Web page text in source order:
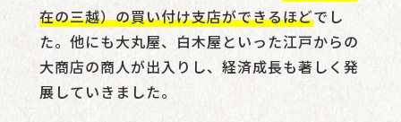
在の三越）の買い付け支店ができるほどでし
た。他にも大丸屋、白木屋といった江戸からの
大商店の商人が出入りし、経済成長も著しく発
展していきました。